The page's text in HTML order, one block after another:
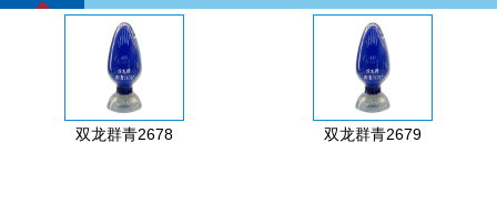
双龙群青2678 双龙群青2679